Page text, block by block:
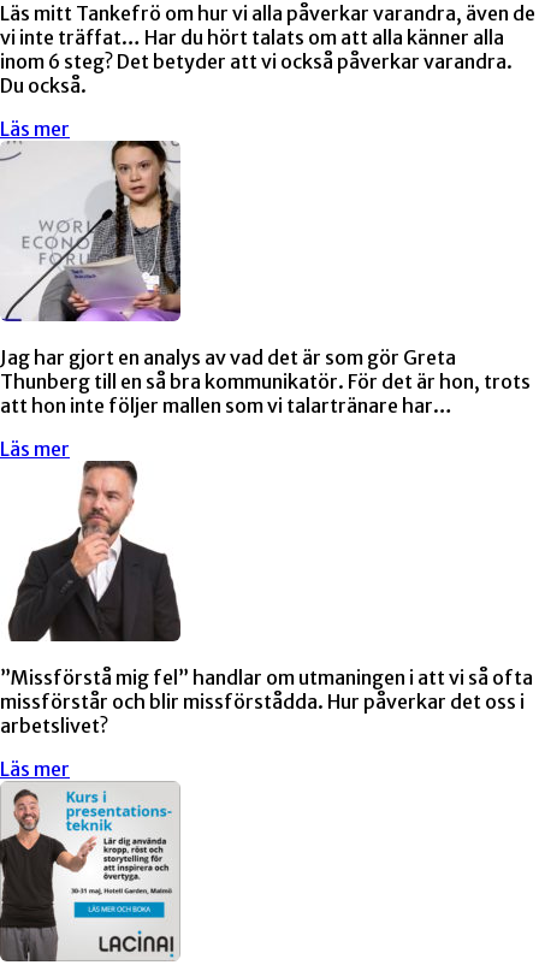
Läs mitt Tankefrö om hur vi alla påverkar varandra, även de
vi inte träffat… Har du hört talats om att alla känner alla
inom 6 steg? Det betyder att vi också påverkar varandra.
Du också.
Läs mer
Jag har gjort en analys av vad det är som gör Greta
Thunberg till en så bra kommunikatör. För det är hon, trots
att hon inte följer mallen som vi talartränare har…
Läs mer
”Missförstå mig fel” handlar om utmaningen i att vi så ofta
missförstår och blir missförstådda. Hur påverkar det oss i
arbetslivet?
Läs mer